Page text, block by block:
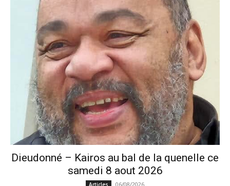
Dieudonné – Kairos au bal de la quenelle ce
samedi 8 aout 2026
Articles 06/08/2026